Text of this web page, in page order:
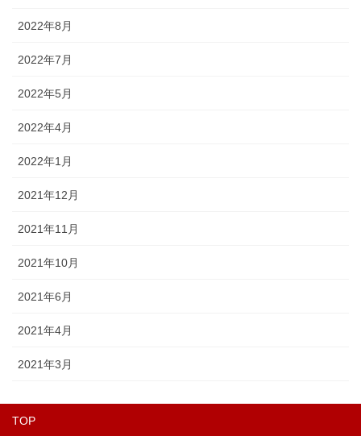
2022年8月
2022年7月
2022年5月
2022年4月
2022年1月
2021年12月
2021年11月
2021年10月
2021年6月
2021年4月
2021年3月
TOP